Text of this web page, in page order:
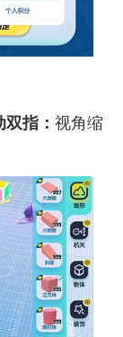
指： 视角缩